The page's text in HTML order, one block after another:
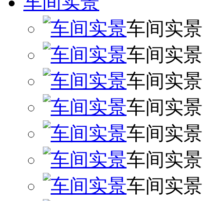
车间实景
车间实景
车间实景
车间实景
车间实景
车间实景
车间实景